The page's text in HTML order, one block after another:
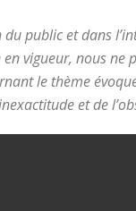
public et dans
vigueur, nous ne
le thème
et de